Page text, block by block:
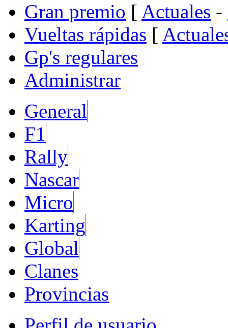
Gran premio [ Actuales -
Vueltas rápidas [
Gp's regulares
Administrar
General
F1
Rally
Nascar
Micro
Karting
Global
Clanes
Provincias